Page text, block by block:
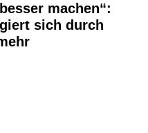
machen“:
sich durch